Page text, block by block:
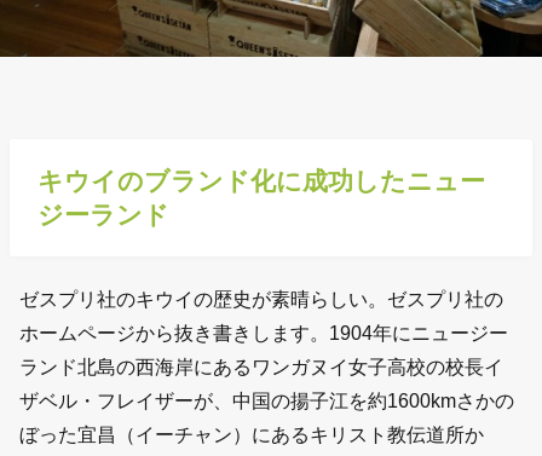
キウイのブランド化に成功したニュー
ジーランド
ゼスプリ社のキウイの歴史が素晴らしい。ゼスプリ社の
ホームページから抜き書きします。1904年にニュージー
ランド北島の西海岸にあるワンガヌイ女子高校の校長イ
ザベル・フレイザーが、中国の揚子江を約1600kmさかの
ぼった宜昌（イーチャン）にあるキリスト教伝道所か